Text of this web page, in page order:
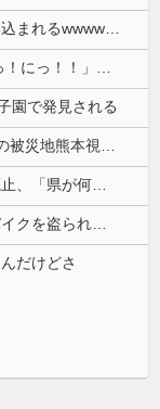
【悲報】サイゼ絵師、アカウント停止に追い込まれるwwwwwww
【画像】「アズールレーン びそくぜんしんっ！にっ！！」、マジのガチでシコらせにくるｗｗｗｗｗ
園で発見される
【悲報】共同通信「高市総理、避難所3分間の被災地熊本視察動画に批判！」 → 内閣報道官「避難所視察は51分間！大変な状況の中で、1時間近く受け入れていただき、感謝！」
兵庫県の左派の既得利権を斎藤知事が全面廃止、「県が何をするねん？」と存在意義そのものが不明で……
【爆笑ｗ】バッグひったくりを試みた男、バイクを盗られる！
だけどさ